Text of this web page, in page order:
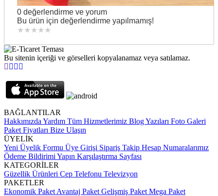
0 değerlendirme ve yorum
Bu ürün için değerlendirme yapılmamış!
★★★★★
Bu sitenin içeriği ve görselleri kopyalanamaz veya satılamaz.
BAĞLANTILAR
Hakkımızda Yardım Tüm Hizmetlerimiz Blog Yazıları Foto Galeri
Paket Fiyatları Bize Ulaşın
ÜYELİK
Yeni Üyelik Formu Üye Girişi Sipariş Takip Hesap Numaralarımız
Ödeme Bildirimi Yapın Karşılaştırma Sayfası
KATEGORİLER
Güzellik Ürünleri Cep Telefonu Televizyon
PAKETLER
Ekonomik Paket Avantaj Paket Gelişmiş Paket Mega Paket